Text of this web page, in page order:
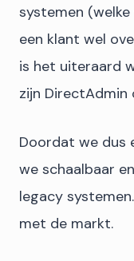
systemen
een klant wel
is het uiteraard
zijn DirectAdmin
Doordat we dus
we schaalbaar
legacy
met de markt.